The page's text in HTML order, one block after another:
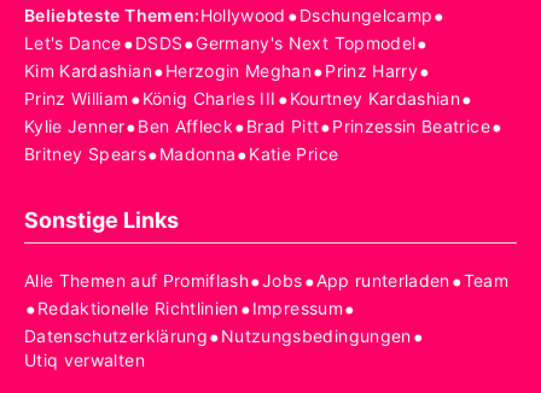
Beliebteste Themen:Hollywood •Dschungelcamp•
Let's Dance•DSDS•Germany's Next Topmodel•
Kim Kardashian•Herzogin Meghan•Prinz Harry•
Prinz William •König Charles III •Kourtney Kardashian•
Kylie Jenner•Ben Affleck•Brad Pitt•Prinzessin Beatrice•
Britney Spears•Madonna•Katie Price
Sonstige Links
Alle Themen auf Promiflash•Jobs•App runterladen•Team
•Redaktionelle Richtlinien•Impressum•
Datenschutzerklärung•Nutzungsbedingungen•
Utiq verwalten